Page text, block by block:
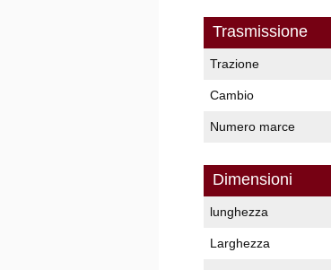
Trasmissione
Trazione
Cambio
Numero marce
Dimensioni
lunghezza
Larghezza